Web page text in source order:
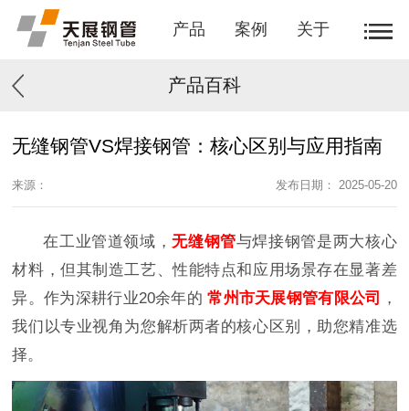
产品 案例 关于
产品百科
无缝钢管VS焊接钢管：核心区别与应用指南
来源： 发布日期： 2025-05-20
在工业管道领域，无缝钢管与焊接钢管是两大核心
材料，但其制造工艺、性能特点和应用场景存在显著差
异。作为深耕行业20余年的常州市天展钢管有限公司
，
我们以专业视角为您解析两者的核心区别，助您精准选
择。